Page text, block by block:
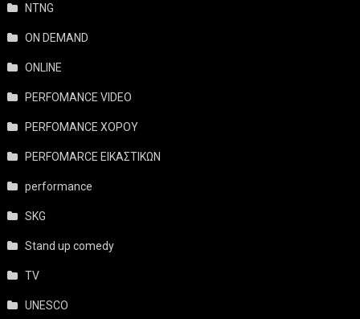
NTNG
ON DEMAND
ONLINE
PERFOMANCE VIDEO
PERFOMANCE ΧΟΡΟΥ
PERFOMARCE ΕΙΚΑΣΤΙΚΩΝ
performance
SKG
Stand up comedy
TV
UNESCO